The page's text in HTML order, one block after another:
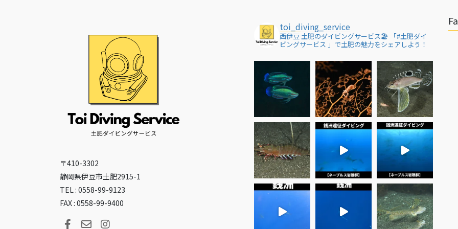
〒410-3302
静岡県伊豆市土肥2915-1
TEL : 0558-99-9123
FAX : 0558-99-9400
toi_diving_service
西伊豆 土肥のダイビングサービス🏖
「#土肥ダイ
ビングサービス 」で土肥の魅力をシェアしよう！